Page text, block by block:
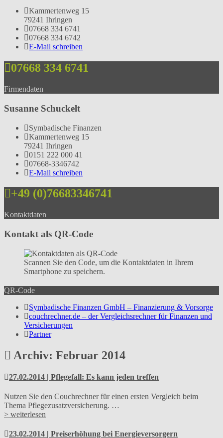
Kammertenweg 15
79241 Ihringen
07668 334 6741
07668 334 6742
E-Mail schreiben
07668 334 6741
Firmendaten
Susanne Schuckelt
Symbadische Finanzen
Kammertenweg 15
79241 Ihringen
0151 222 000 41
07668-3346742
E-Mail schreiben
+49 (0)76683346741
Kontaktdaten
Kontakt als QR-Code
Scannen Sie den Code, um die Kontaktdaten in Ihrem
Smartphone zu speichern.
QR-Code
Symbadische Finanzen GmbH – Finanzierung & Vorsorge
couchrechner.de – der Vergleichsrechner für Finanzen und
Versicherungen
Partner
Archiv: Februar 2014
27.02.2014 | Pflegefall: Es kann jeden treffen
Nutzen Sie den Couchrechner für einen ersten Vergleich beim
Thema Pflegezusatzversicherung. …
> weiterlesen
23.02.2014 | Preiserhöhung bei Energieversorgern